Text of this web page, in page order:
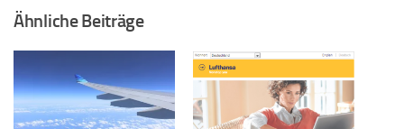
Ähnliche Beiträge